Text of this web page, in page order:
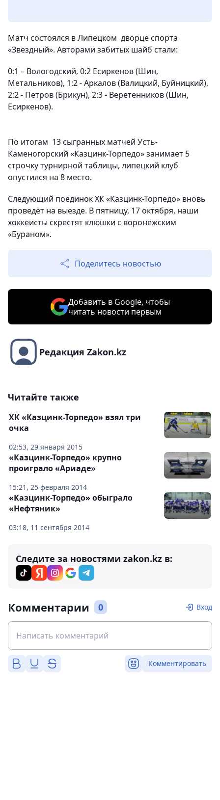
Матч состоялся в Липецком дворце спорта
«Звездный». Авторами забитых шайб стали:
0:1 – Вологодский, 0:2 Есиркенов (Шин,
Метальников), 1:2 - Аркалов (Валицкий, Буйницкий),
2:2 - Петров (Брикун), 2:3 - Веретенников (Шин,
Есиркенов).
По итогам 13 сыгранных матчей Усть-
Каменогорский «Казцинк-Торпедо» занимает 5
строчку турнирной таблицы, липецкий клуб
опустился на 8 место.
Следующий поединок ХК «Казцинк-Торпедо» вновь
проведёт на выезде. В пятницу, 17 октября, наши
хоккеисты скрестят клюшки с воронежским
«Бураном».
Поделитесь новостью
Добавить в Google, чтобы
читать новости первым
Редакция Zakon.kz
Читайте также
02:53, 29 января 2015
ХК «Казцинк-Торпедо» взял три
очка
15:21, 25 февраля 2014
«Казцинк-Торпедо» крупно
проиграло «Ариаде»
03:18, 11 сентября 2014
«Казцинк-Торпедо» обыграло
«Нефтяник»
Следите за новостями zakon.kz в:
Комментарии 0 Вход
Комментировать